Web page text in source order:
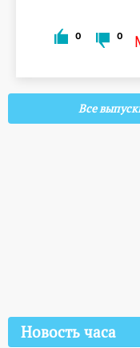
0 0
Все
Новость часа